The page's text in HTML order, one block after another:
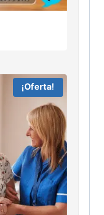
¡Oferta!